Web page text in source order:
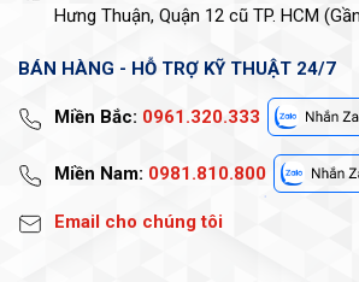
Hưng Thuận, Quận 12 cũ TP. HCM
BÁN HÀNG - HỖ TRỢ KỸ THUẬT 24/7
Miền Bắc: 0961.320.333
Miền Nam: 0981.810.800
Email cho chúng tôi